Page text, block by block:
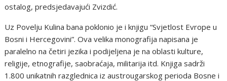
ostalog, predsjedavajući Zvizdić.
Uz Povelju Kulina bana poklonio je i knjigu “Svjetlost Evrope u
Bosni i Hercegovini”. Ova velika monografija napisana je
paralelno na četiri jezika i podijeljena je na oblasti kulture,
religije, etnografije, saobraćaja, militarija itd. Knjiga sadrži
1.800 unikatnih razglednica iz austrougarskog perioda Bosne i